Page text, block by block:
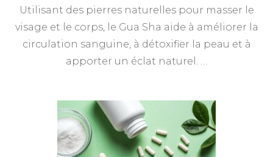
Utilisant des pierres naturelles pour masser le
visage et le corps, le Gua Sha aide à améliorer la
circulation sanguine, à détoxifier la peau et à
apporter un éclat naturel. …